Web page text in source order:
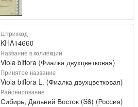
Штрихкод
KHA14660
Название в коллекции
Viola biflora (Фиалка двухцветковая)
Принятое название
Viola biflora L. (Фиалка двухцветковая)
Районирование
Сибирь, Дальний Восток (S6) (Россия)